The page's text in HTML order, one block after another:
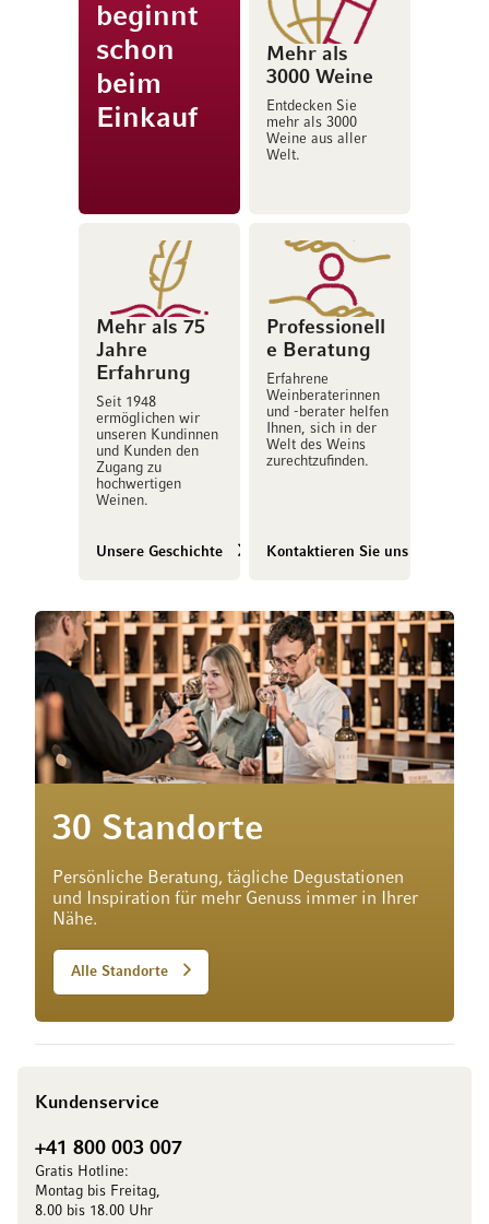
beginnt
schon
beim
Einkauf
Mehr als
3000 Weine
Entdecken Sie
mehr als 3000
Weine aus aller
Welt.
Mehr als 75
Jahre
Erfahrung
Seit 1948
ermöglichen wir
unseren Kundinnen
und Kunden den
Zugang zu
hochwertigen
Weinen.
Unsere Geschichte
Professionell
e Beratung
Erfahrene
Weinberaterinnen
und -berater helfen
Ihnen, sich in der
Welt des Weins
zurechtzufinden.
Kontaktieren Sie uns
30 Standorte
Persönliche Beratung, tägliche Degustationen
und Inspiration für mehr Genuss immer in Ihrer
Nähe.
Alle Standorte
Kundenservice
+41 800 003 007
Gratis Hotline:
Montag bis Freitag,
8.00 bis 18.00 Uhr